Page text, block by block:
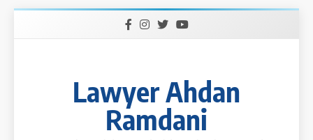
Lawyer Ahdan
Ramdani